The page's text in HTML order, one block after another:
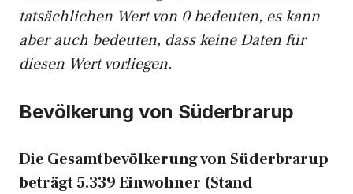
tatsächlichen Wert von 0 bedeuten, es kann
aber auch bedeuten, dass keine Daten für
diesen Wert vorliegen.
Bevölkerung von Süderbrarup
Die Gesamtbevölkerung von Süderbrarup
beträgt 5.339 Einwohner (Stand